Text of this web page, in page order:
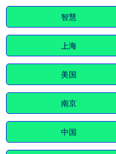
智慧
上海
美国
南京
中国